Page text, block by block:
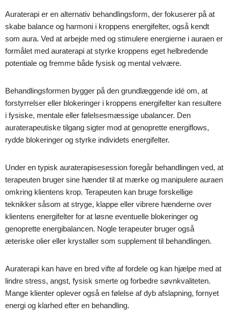
Auraterapi er en alternativ behandlingsform, der fokuserer på at
skabe balance og harmoni i kroppens energifelter, også kendt
som aura. Ved at arbejde med og stimulere energierne i auraen er
formålet med auraterapi at styrke kroppens eget helbredende
potentiale og fremme både fysisk og mental velvære.
Behandlingsformen bygger på den grundlæggende idé om, at
forstyrrelser eller blokeringer i kroppens energifelter kan resultere
i fysiske, mentale eller følelsesmæssige ubalancer. Den
auraterapeutiske tilgang sigter mod at genoprette energiflows,
rydde blokeringer og styrke individets energifelter.
Under en typisk auraterapisesession foregår behandlingen ved, at
terapeuten bruger sine hænder til at mærke og manipulere auraen
omkring klientens krop. Terapeuten kan bruge forskellige
teknikker såsom at stryge, klappe eller vibrere hænderne over
klientens energifelter for at løsne eventuelle blokeringer og
genoprette energibalancen. Nogle terapeuter bruger også
æteriske olier eller krystaller som supplement til behandlingen.
Auraterapi kan have en bred vifte af fordele og kan hjælpe med at
lindre stress, angst, fysisk smerte og forbedre søvnkvaliteten.
Mange klienter oplever også en følelse af dyb afslapning, fornyet
energi og klarhed efter en behandling.